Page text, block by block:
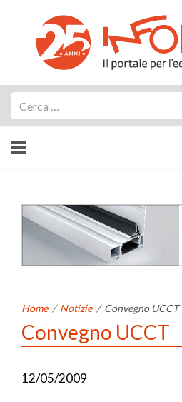
Home / Notizie / Convegno UCCT
Convegno UCCT
12/05/2009